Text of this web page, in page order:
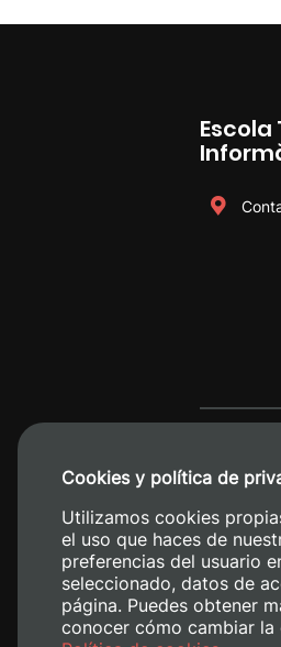
Escola
Cookies y política de
Utilizamos cookies
el uso que haces de
preferencias del usuario
seleccionado, datos de
página. Puedes obtener
conocer cómo cambiar la